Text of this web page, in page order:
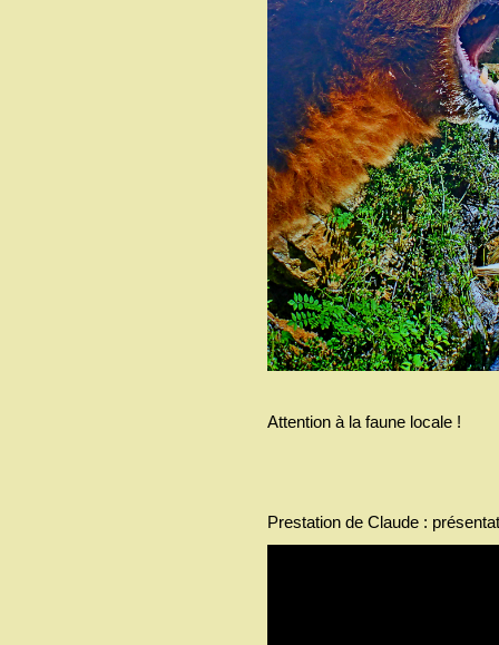
Attention à la faune locale !
Prestation de Claude :